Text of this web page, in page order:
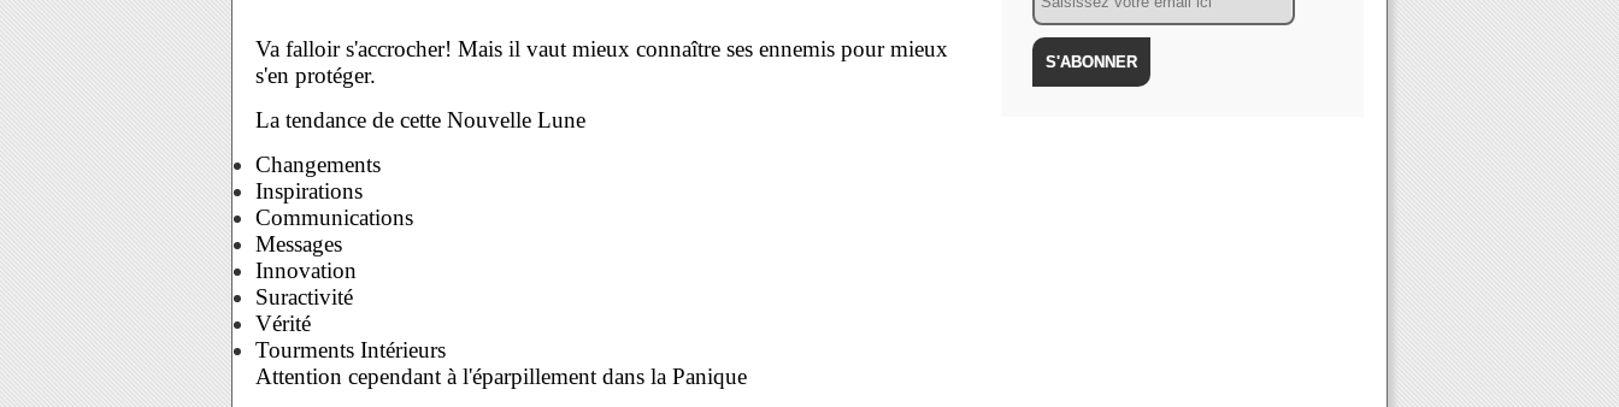
Va falloir s'accrocher! Mais il vaut mieux connaître ses ennemis pour mieux
s'en protéger.
La tendance de cette Nouvelle Lune
Changements
Inspirations
Communications
Messages
Innovation
Suractivité
Vérité
Tourments Intérieurs
Attention cependant à l'éparpillement dans la Panique